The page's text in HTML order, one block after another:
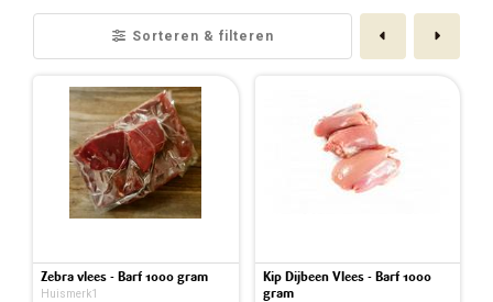
Sorteren & filteren Vorige
Zebra vlees - Barf 1000 gram
Huismerk1
Kip Dijbeen Vlees - Barf 1000
gram